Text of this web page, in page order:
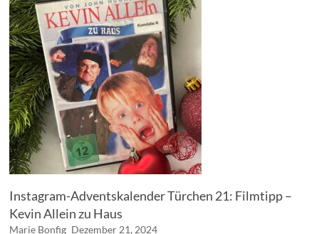
Instagram-Adventskalender Türchen 21: Filmtipp –
Kevin Allein zu Haus
Marie Bonfig Dezember 21, 2024